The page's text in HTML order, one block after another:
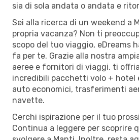
sia di sola andata o andata e
Sei alla ricerca di un weekend a
propria vacanza? Non ti
scopo del tuo viaggio, eDreams
fa per te. Grazie alla nostra
aeree e fornitori di viaggi, ti
incredibili pacchetti volo + hotel
auto economici, trasferimenti
navette.
Cerchi ispirazione per il tuo
Continua a leggere per scoprire